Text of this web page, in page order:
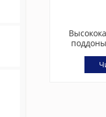
машины